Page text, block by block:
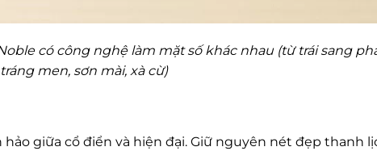
có công nghệ làm mặt số khác nhau (từ trái sang
tráng men, sơn mài, xà cừ)
hảo giữa cổ điển và hiện đại. Giữ nguyên nét đẹp thanh